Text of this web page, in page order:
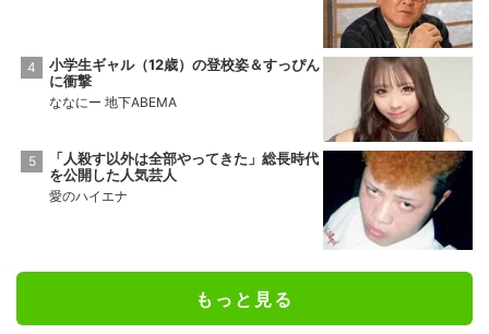
小学生ギャル（12歳）の登校姿＆すっぴん
に衝撃
ななにー 地下ABEMA
「人殺す以外は全部やってきた」総長時代
を公開した人気芸人
愛のハイエナ
もっと見る